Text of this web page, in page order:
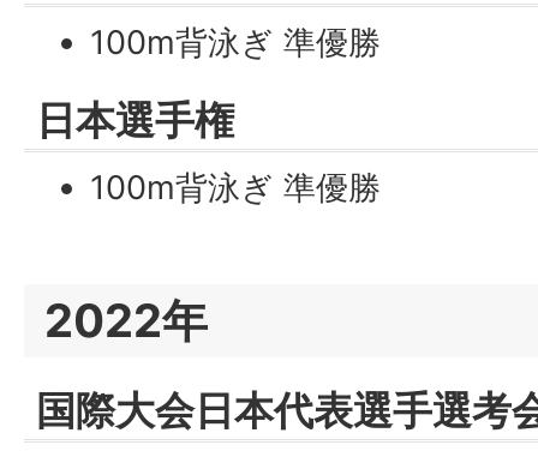
100m背泳ぎ 準優勝
日本選手権
100m背泳ぎ 準優勝
2022年
国際大会日本代表選手選考